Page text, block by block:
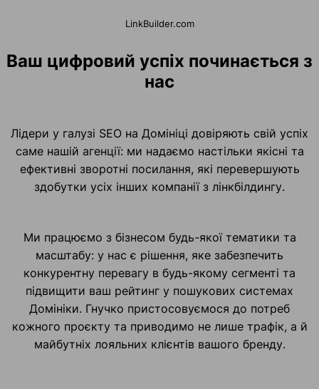
LinkBuilder.com
Ваш цифровий успіх починається з
нас
Лідери у галузі SEO на Домініці довіряють свій успіх
саме нашій агенції: ми надаємо настільки якісні та
ефективні зворотні посилання, які перевершують
здобутки усіх інших компанії з лінкбілдингу.
Ми працюємо з бізнесом будь-якої тематики та
масштабу: у нас є рішення, яке забезпечить
конкурентну перевагу в будь-якому сегменті та
підвищити ваш рейтинг у пошукових системах
Домініки. Гнучко пристосовуємося до потреб
кожного проєкту та приводимо не лише трафік, а й
майбутніх лояльних клієнтів вашого бренду.